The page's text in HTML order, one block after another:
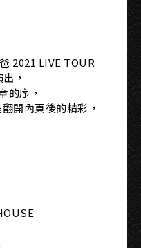
2021 LIVE TOUR
，
的序，
開內頁後的精彩，